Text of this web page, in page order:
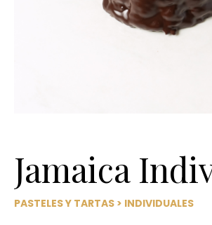
Jamaica
PASTELES Y TARTAS > INDIVIDUALES